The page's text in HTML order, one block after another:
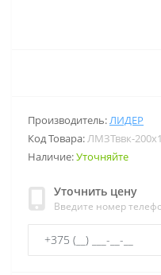
Производитель:ЛИДЕР
Код Товара:ЛМЗТввк-
Наличие:Уточняйте
Уточнить цену
Введите номер